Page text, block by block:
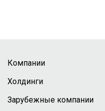
Компании
Холдинги
Зарубежные компании